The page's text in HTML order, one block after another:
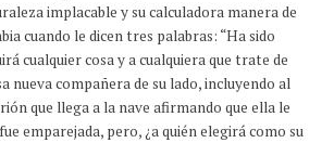
implacable y su calculadora manera de
cuando le dicen tres palabras: “Ha sido
cualquier cosa y a cualquiera que trate de
nueva compañera de su lado, incluyendo al
que llega a la nave afirmando que ella le
emparejada, pero, ¿a quién elegirá como su